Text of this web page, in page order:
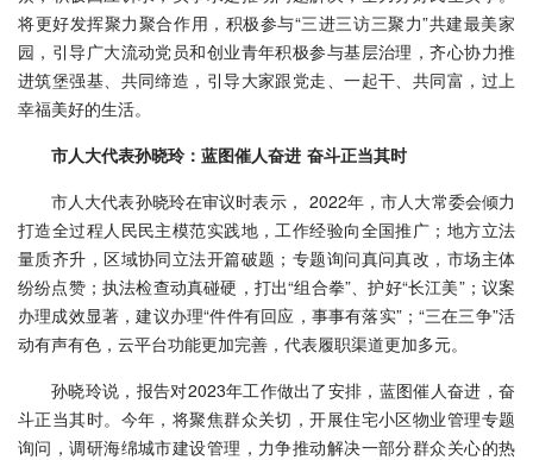
将更好发挥聚力聚合作用，积极参与“三进三访三聚力”共建最美家
园，引导广大流动党员和创业青年积极参与基层治理，齐心协力推
进筑堡强基、共同缔造，引导大家跟党走、一起干、共同富，过上
幸福美好的生活。
市人大代表孙晓玲：蓝图催人奋进 奋斗正当其时
市人大代表孙晓玲在审议时表示， 2022年，市人大常委会倾力
打造全过程人民民主模范实践地，工作经验向全国推广；地方立法
量质齐升，区域协同立法开篇破题；专题询问真问真改，市场主体
纷纷点赞；执法检查动真碰硬，打出“组合拳”、护好“长江美”；议案
办理成效显著，建议办理“件件有回应，事事有落实”；“三在三争”活
动有声有色，云平台功能更加完善，代表履职渠道更加多元。
孙晓玲说，报告对2023年工作做出了安排，蓝图催人奋进，奋
斗正当其时。今年，将聚焦群众关切，开展住宅小区物业管理专题
询问，调研海绵城市建设管理，力争推动解决一部分群众关心的热